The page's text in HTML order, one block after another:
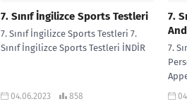
7. Sınıf İngilizce Sports Testleri
7. Sınıf İngilizce Sports Testleri 7.
Sınıf İngilizce Sports Testleri İNDİR
04.06.2023 858
7.
7.